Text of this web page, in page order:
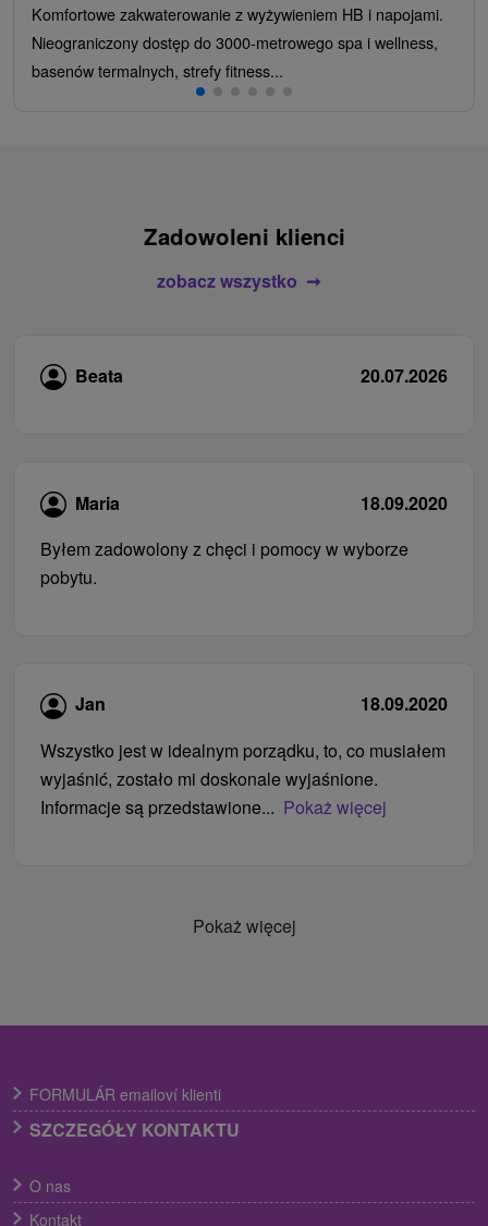
Komfortowe zakwaterowanie z wyżywieniem HB i napojami.
Nieograniczony dostęp do 3000-metrowego spa i wellness,
basenów termalnych, strefy fitness...
Zadowoleni klienci
zobacz wszystko
Beata 20.07.2026
Maria
18.09.2020
Byłem zadowolony z chęci i pomocy w wyborze
pobytu.
Jan
18.09.2020
Wszystko jest w idealnym porządku, to, co musiałem
wyjaśnić, zostało mi doskonale wyjaśnione.
Informacje są przedstawione... Pokaż więcej
Pokaż więcej
FORMULÁR emailoví klienti
SZCZEGÓŁY KONTAKTU
O nas
Kontakt